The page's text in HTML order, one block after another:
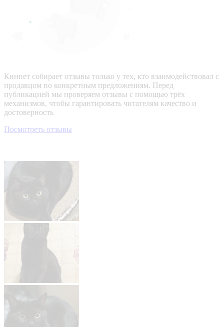
Кинпет собирает отзывы только у тех, кто взаимодействовал с
продавцом по конкретным предложениям. Перед
публикацией мы проверяем отзывы с помощью трёх
механизмов, чтобы гарантировать читателям качество и
достоверность
Посмотреть отзывы